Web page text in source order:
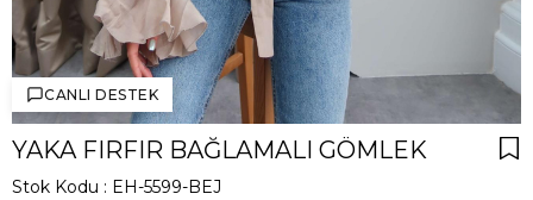
CANLI DESTEK
YAKA FIRFIR BAĞLAMALI GÖMLEK
Stok Kodu EH-5599-BEJ